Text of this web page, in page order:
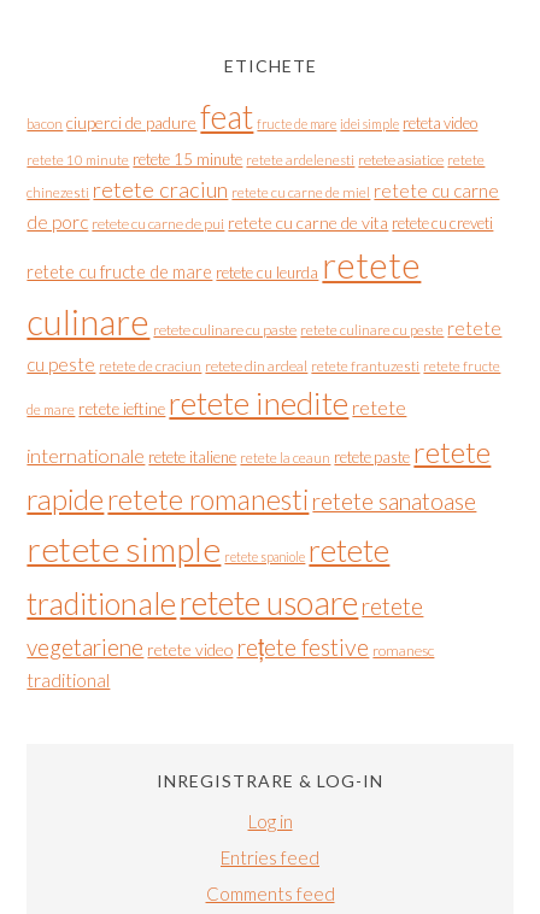
ETICHETE
bacon ciuperci de padure feat fructe de mare idei simple reteta video
retete 10 minute retete 15 minute retete ardelenesti retete asiatice retete
chinezesti retete craciun retete cu carne de miel retete cu carne
de porc retete cu carne de pui retete cu carne de vita retete cu creveti
retete cu fructe de mare retete cu leurda retete
culinare retete culinare cu paste retete culinare cu peste retete
cu peste retete de craciun retete din ardeal retete frantuzesti retete fructe
de mare retete ieftine retete inedite retete
internationale retete italiene retete la ceaun retete paste retete
rapideretete romanesti retete sanatoase
retete simple retete spaniole retete
traditionaleretete usoare retete
vegetariene retete video rețete festive romanesc
traditional
INREGISTRARE & LOG-IN
Log in
Entries feed
Comments feed